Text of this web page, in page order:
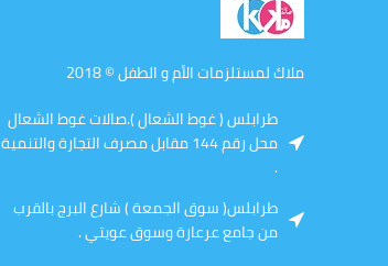
ملاك لمستلزمات الأم و الطفل © 2018
طرابلس ( غوط الشعال ).صالات غوط الشعال
محل رقم 144 مقابل مصرف التجارة والتنمية
.
طرابلس( سوق الجمعة ) شارع البرج بالقرب
من جامع عرعارة وسوق عويتي .